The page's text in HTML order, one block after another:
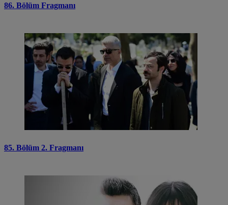
86. Bölüm Fragmanı
85. Bölüm 2. Fragmanı